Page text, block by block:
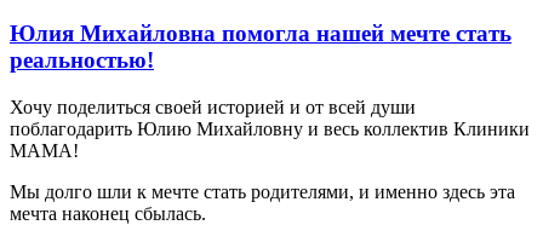
Юлия Михайловна помогла нашей мечте стать
реальностью!
Хочу поделиться своей историей и от всей души
поблагодарить Юлию Михайловну и весь коллектив Клиники
МАМА!
Мы долго шли к мечте стать родителями, и именно здесь эта
мечта наконец сбылась.